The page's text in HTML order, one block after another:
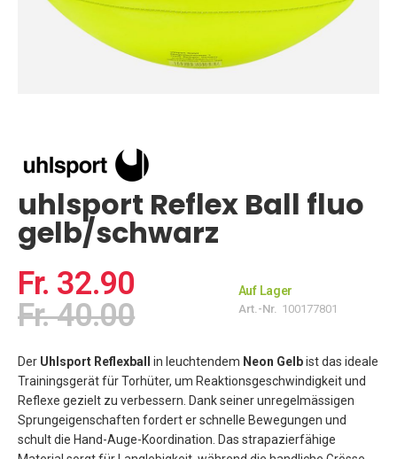
Bildgalerie
springen
uhlsport Reflex Ball fluo
gelb/schwarz
Fr. 32.90
Fr. 40.00
Auf Lager
Art.-Nr. 100177801
Der Uhlsport Reflexball in leuchtendem Neon Gelbist das ideale
Trainingsgerät für Torhüter, um Reaktionsgeschwindigkeit und
Reflexe gezielt zu verbessern. Dank seiner unregelmässigen
Sprungeigenschaften fordert er schnelle Bewegungen und
schult die Hand-Auge-Koordination. Das strapazierfähige